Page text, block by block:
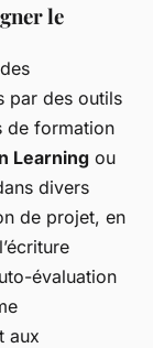
le
par des outils
de formation
Learning ou
divers
de projet, en
évaluation
aux